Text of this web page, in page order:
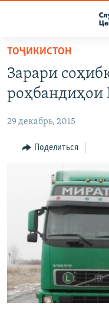
Вернуться
основному
содержанию
Вернутся
навигации
ПОДПИСКА
КОНТАКТЫ
RFE/RL ДИРЕКТ
НАСТОЯЩЕЕ ВРЕМЯ
МИГРАНТ МЕДИА
ТОҶИКИСТОН
Зарари
роҳбандиҳои
29 декабрь, 2015
Поделиться